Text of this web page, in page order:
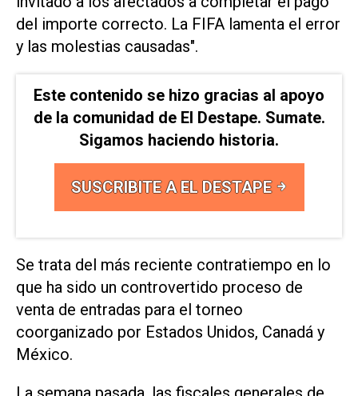
del ​importe ‌correcto. La FIFA lamenta el error
y las molestias causadas".
Este contenido se hizo gracias al apoyo
de la comunidad de El Destape. Sumate.
Sigamos haciendo historia.
SUSCRIBITE A EL DESTAPE
Se trata del más reciente contratiempo en lo
que ha ⁠sido un controvertido proceso de
venta de entradas para el torneo
coorganizado por Estados Unidos, Canadá y
México.